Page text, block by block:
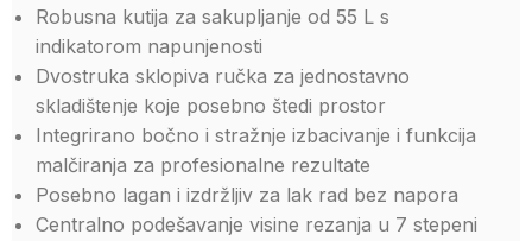
Robusna kutija za sakupljanje od 55 L s
indikatorom napunjenosti
Dvostruka sklopiva ručka za jednostavno
skladištenje koje posebno štedi prostor
Integrirano bočno i stražnje izbacivanje i funkcija
malčiranja za profesionalne rezultate
Posebno lagan i izdržljiv za lak rad bez napora
Centralno podešavanje visine rezanja u 7 stepeni